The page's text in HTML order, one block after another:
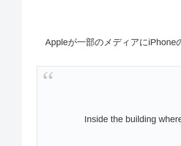
Appleが一部のメディアにiPhone
Inside the building